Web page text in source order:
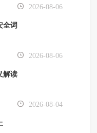
2026-08-06
全词
2026-08-06
解读
2026-08-04